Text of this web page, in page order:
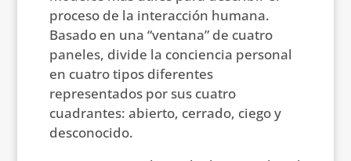
proceso de la interacción humana.
Basado en una “ventana” de cuatro
paneles, divide la conciencia personal
en cuatro tipos diferentes
representados por sus cuatro
cuadrantes: abierto, cerrado, ciego y
desconocido.